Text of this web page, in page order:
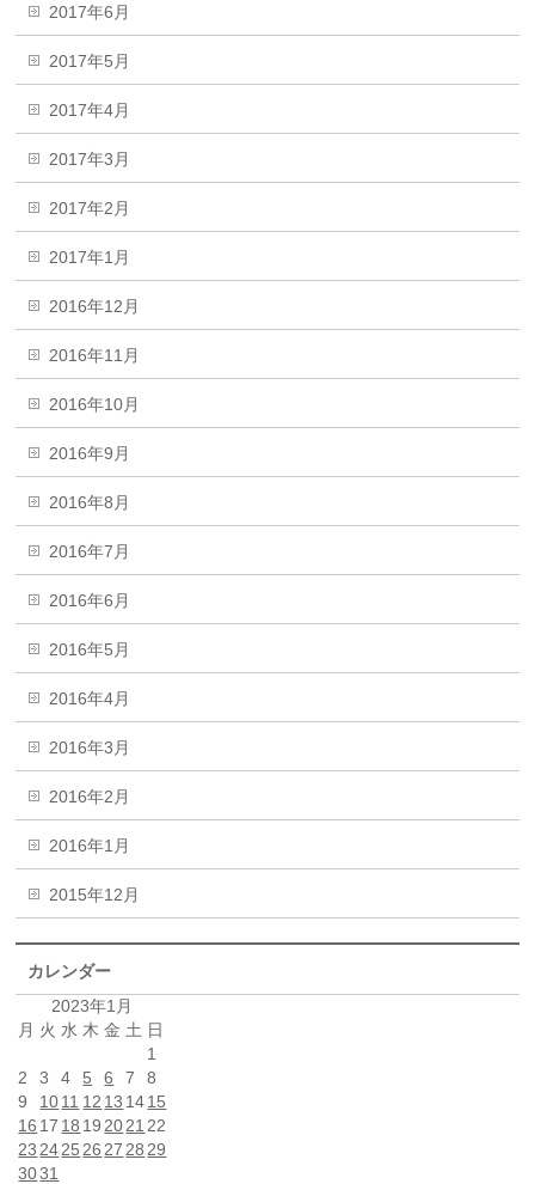
2017年6月
2017年5月
2017年4月
2017年3月
2017年2月
2017年1月
2016年12月
2016年11月
2016年10月
2016年9月
2016年8月
2016年7月
2016年6月
2016年5月
2016年4月
2016年3月
2016年2月
2016年1月
2015年12月
カレンダー
2023年1月
月 火 水 木 金 土 日
1
2
3 4 5 6 7
8
9
1011 12 13 1415
16 17 18 19 2021 22
23 2425 26 27 28 29
3031